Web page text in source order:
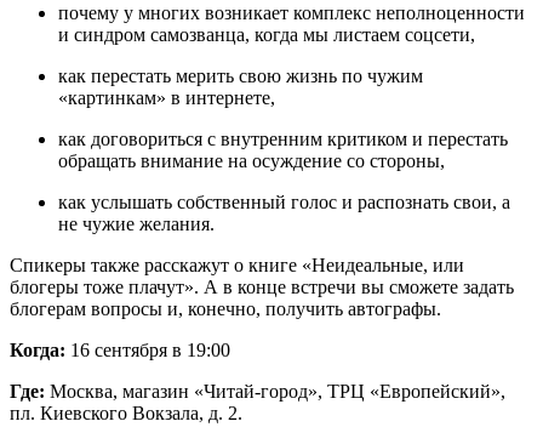
почему у многих возникает комплекс неполноценности
и синдром самозванца, когда мы листаем соцсети,
как перестать мерить свою жизнь по чужим
«картинкам» в интернете,
как договориться с внутренним критиком и перестать
обращать внимание на осуждение со стороны,
как услышать собственный голос и распознать свои, а
не чужие желания.
Спикеры также расскажут о книге «Неидеальные, или
блогеры тоже плачут». А в конце встречи вы сможете задать
блогерам вопросы и, конечно, получить автографы.
Когда: 16 сентября в 19:00
Где: Москва, магазин «Читай-город», ТРЦ «Европейский»,
пл. Киевского Вокзала, д. 2.